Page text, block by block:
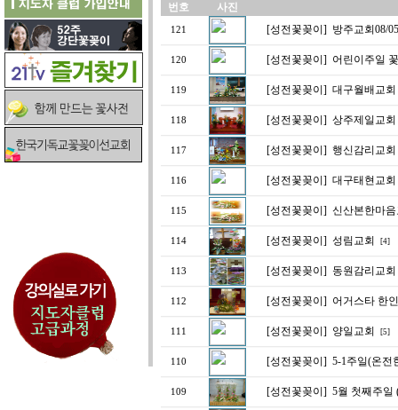
번호 사진
121 [성전꽃꽂이] 방주교회08/
120 [성전꽃꽂이] 어린이주일
119 [성전꽃꽂이] 대구월배교
118 [성전꽃꽂이] 상주제일교
117 [성전꽃꽂이] 행신감리교회
116 [성전꽃꽂이] 대구태현교회
115 [성전꽃꽂이] 신산본한마음
114 [성전꽃꽂이] 성림교회 [4]
113 [성전꽃꽂이] 동원감리교
112 [성전꽃꽂이] 어거스타 한
111 [성전꽃꽂이] 양일교회 [5]
110 [성전꽃꽂이] 5-1주일(온전
109 [성전꽃꽂이] 5월 첫째주일